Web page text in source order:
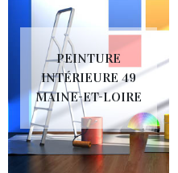
PEINTURE
INTÉRIEURE 49
MAINE-ET-LOIRE